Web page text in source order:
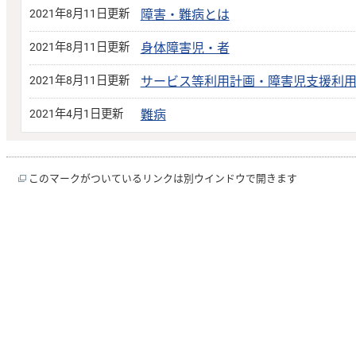
2021年8月11日更新 障害・難病とは
2021年8月11日更新 身体障害児・者
2021年8月11日更新 サービス等利用計画・障害児支援利
2021年4月1日更新 難病
このマークがついているリンクは別ウインドウで開きます